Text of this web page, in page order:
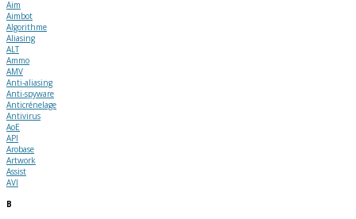
Aim
Aimbot
Algorithme
Aliasing
ALT
Ammo
AMV
Anti-aliasing
Anti-spyware
Anticrénelage
Antivirus
AoE
API
Arobase
Artwork
Assist
AVI
B